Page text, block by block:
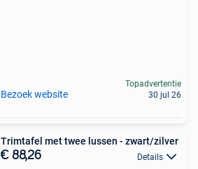
Bezoek website
Topadvertentie
30 jul 26
Trimtafel met twee lussen - zwart/zilver
€ 88,26 Details